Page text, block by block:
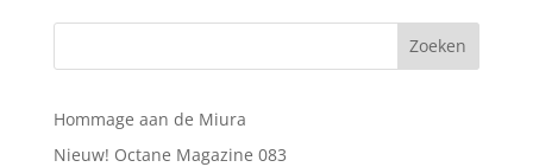
Hommage aan de Miura
Nieuw! Octane Magazine 083